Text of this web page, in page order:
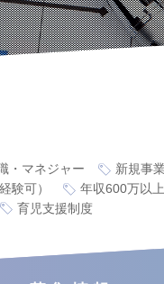
・マネジャー 新規事
験可） 年収600万以上
育児支援制度